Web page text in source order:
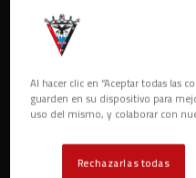
Al hacer clic en “Aceptar todas las
guarden en su dispositivo para
uso del mismo, y colaborar con
Rechazarlas todas